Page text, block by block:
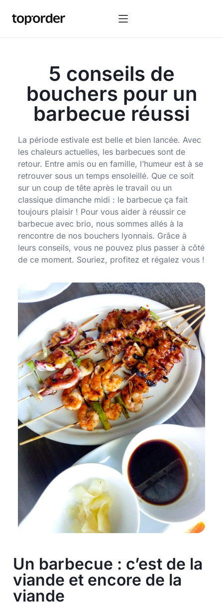
5 conseils de
bouchers pour un
barbecue réussi
La période estivale est belle et bien lancée. Avec
les chaleurs actuelles, les barbecues sont de
retour. Entre amis ou en famille, l’humeur est à se
retrouver sous un temps ensoleillé. Que ce soit
sur un coup de tête après le travail ou un
classique dimanche midi : le barbecue ça fait
toujours plaisir ! Pour vous aider à réussir ce
barbecue avec brio, nous sommes allés à la
rencontre de nos bouchers lyonnais. Grâce à
leurs conseils, vous ne pouvez plus passer à côté
de ce moment. Souriez, profitez et régalez vous !
Un barbecue : c’est de la
viande et encore de la
viande